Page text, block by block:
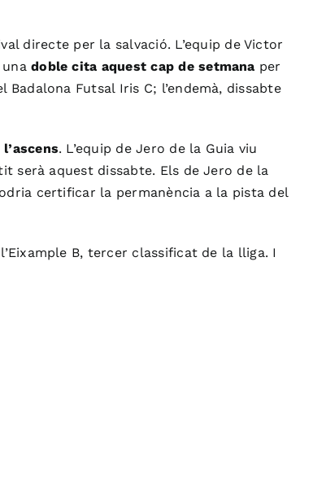
directe per la salvació. L’equip de Victor
unadoble cita aquest cap de setmana per
Futsal Iris C; l’endemà, dissabte
. L’equip de Jero de la Guia viu
serà aquest dissabte. Els de Jero de la
certificar la permanència a la pista del
B, tercer classificat de la lliga. I